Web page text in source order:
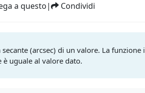
a questo| Condividi
(arcsec) di un valore. La
è uguale al valore dato.